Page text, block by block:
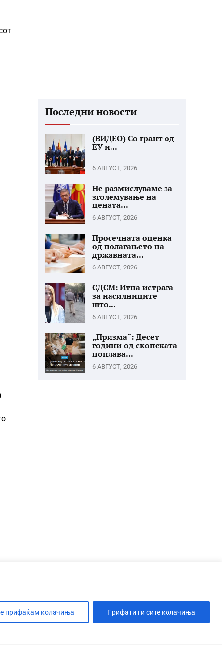
прифаќам колачиња Прифати ги сите колачиња
Последни новости
(ВИДЕО) Со грант од
ЕУ и...
6 АВГУСТ, 2026
Не размислуваме за
зголемување на
цената...
6 АВГУСТ, 2026
Просечната оценка
од полагањето на
државната...
6 АВГУСТ, 2026
СДСМ: Итна истрага
за насилниците
што...
6 АВГУСТ, 2026
„Призма“: Десет
години од скопската
поплава...
6 АВГУСТ, 2026